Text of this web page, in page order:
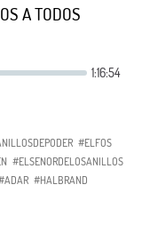
A TODOS
#ELFOS
#ELSENORDELOSANILLOS
#HALBRAND